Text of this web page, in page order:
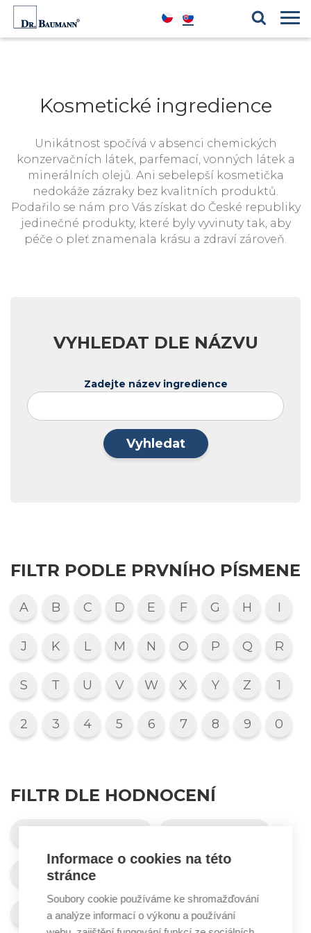
Kosmetické ingredience
Kosmetické ingredience
Unikátnost spočívá v absenci chemických
konzervačních látek, parfemací, vonných látek a
minerálních olejů. Ani sebelepší kosmetička
nedokáže zázraky bez kvalitních produktů.
Podařilo se nám pro Vás získat do České republiky
jedinečné produkty, které byly vyvinuty tak, aby
péče o pleť znamenala krásu a zdraví zároveň.
VYHLEDAT DLE NÁZVU
Zadejte název ingredience
Vyhledat
FILTR PODLE PRVNÍHO PÍSMENE
A B C D E F G H I
J K L M N O P Q R
S T U V W X Y Z 1
2 3 4 5 6 7 8 9 0
FILTR DLE HODNOCENÍ
Doporučuje se omezeně
Nedoporučuje se Nelze posoudit
Informace o cookies na této
stránce
Soubory cookie používáme ke shromažďování
a analýze informací o výkonu a používání